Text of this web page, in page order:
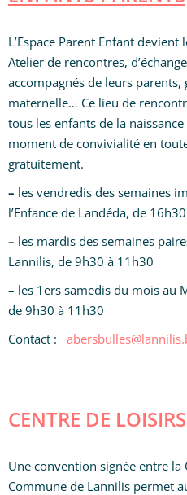
L’Espace Parent Enfant devient
Atelier de rencontres,
accompagnés de leurs
maternelle… Ce lieu de
tous les enfants de la
moment de convivialité en
gratuitement.
– les vendredis des semaines
l’Enfance de Landéda, de
– les mardis des semaines
Lannilis, de 9h30 à 11h30
– les 1ers samedis du mois au
de 9h30 à 11h30
Contact :
CENTRE DE
Une convention signée entre
Commune de Lannilis permet